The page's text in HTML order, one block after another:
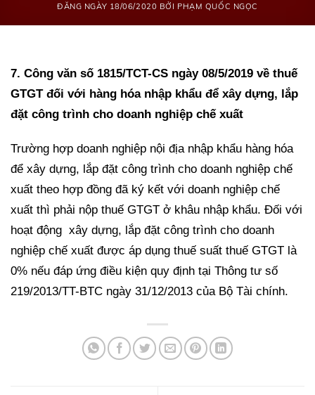
ĐĂNG NGÀY 18/06/2020 BỞI PHẠM QUỐC NGỌC
7. Công văn số 1815/TCT-CS ngày 08/5/2019 về thuế
GTGT đối với hàng hóa nhập khẩu để xây dựng, lắp
đặt công trình cho doanh nghiệp chế xuất
Trường hợp doanh nghiệp nội địa nhập khẩu hàng hóa
để xây dựng, lắp đặt công trình cho doanh nghiệp chế
xuất theo hợp đồng đã ký kết với doanh nghiệp chế
xuất thì phải nộp thuế GTGT ở khâu nhập khẩu. Đối với
hoạt động xây dựng, lắp đặt công trình cho doanh
nghiệp chế xuất được áp dụng thuế suất thuế GTGT là
0% nếu đáp ứng điều kiện quy định tại Thông tư số
219/2013/TT-BTC ngày 31/12/2013 của Bộ Tài chính.